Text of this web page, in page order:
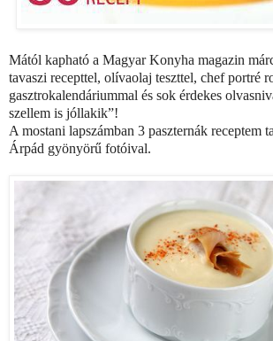
Mától kapható a Magyar Konyha magazin
tavaszi recepttel, olívaolaj teszttel, chef portré
gasztrokalendáriummal és sok érdekes
szellem is jóllakik”!
A mostani lapszámban 3 paszternák receptem
Árpád gyönyörű fotóival.